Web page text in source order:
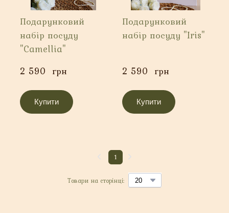
Подарунковий
набір посуду
"Camellia"
2 590  грн
Купити
Подарунковий
набір посуду "Iris"
2 590  грн
Купити
Товари на сторінці:
1